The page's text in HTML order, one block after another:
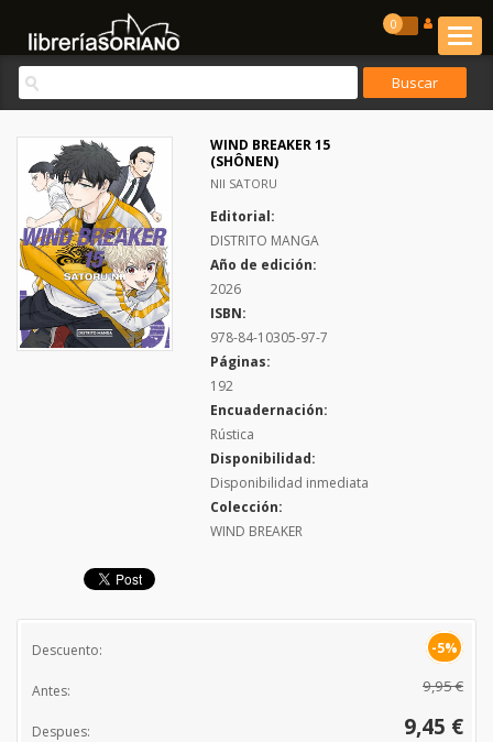
0
WIND BREAKER 15
(SHÔNEN)
NII SATORU
Editorial:
DISTRITO MANGA
Año de edición:
2026
ISBN:
978-84-10305-97-7
Páginas:
192
Encuadernación:
Rústica
Disponibilidad:
Disponibilidad inmediata
Colección:
WIND BREAKER
Descuento: -5%
Antes: 9,95 €
Despues: 9,45 €